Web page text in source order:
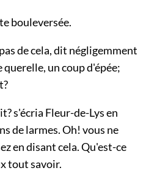
bouleversée.
de cela, dit négligemment
querelle, un coup d'épée;
s'écria Fleur-de-Lys en
de larmes. Oh! vous ne
en disant cela. Qu'est-ce
tout savoir.